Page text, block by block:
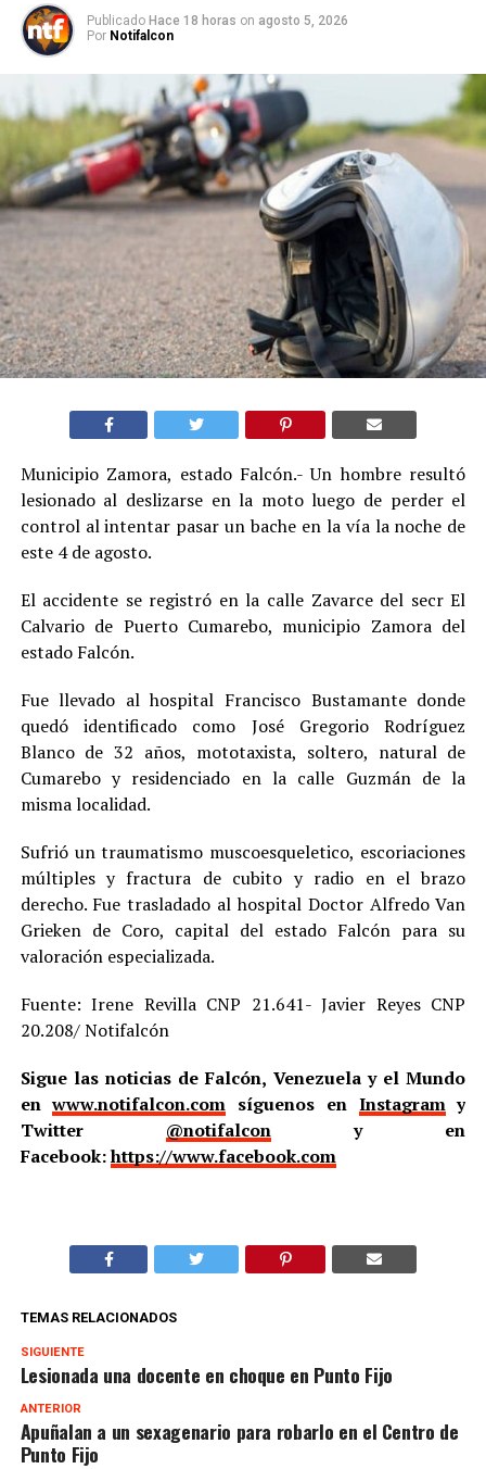
Publicado Hace 18 horas on agosto 5, 2026
Por Notifalcon
Municipio Zamora, estado Falcón.- Un hombre resultó
lesionado al deslizarse en la moto luego de perder el
control al intentar pasar un bache en la vía la noche de
este 4 de agosto.
El accidente se registró en la calle Zavarce del secr El
Calvario de Puerto Cumarebo, municipio Zamora del
estado Falcón.
Fue llevado al hospital Francisco Bustamante donde
quedó identificado como José Gregorio Rodríguez
Blanco de 32 años, mototaxista, soltero, natural de
Cumarebo y residenciado en la calle Guzmán de la
misma localidad.
Sufrió un traumatismo muscoesqueletico, escoriaciones
múltiples y fractura de cubito y radio en el brazo
derecho. Fue trasladado al hospital Doctor Alfredo Van
Grieken de Coro, capital del estado Falcón para su
valoración especializada.
Fuente: Irene Revilla CNP 21.641- Javier Reyes CNP
20.208/ Notifalcón
Sigue las noticias de Falcón, Venezuela y el Mundo
enwww.notifalcon.com síguenos en Instagramy
Twitter @notifalcony en
Facebook:https://www.facebook.com
TEMAS RELACIONADOS
SIGUIENTE
Lesionada una docente en choque en Punto Fijo
ANTERIOR
Apuñalan a un sexagenario para robarlo en el Centro de
Punto Fijo